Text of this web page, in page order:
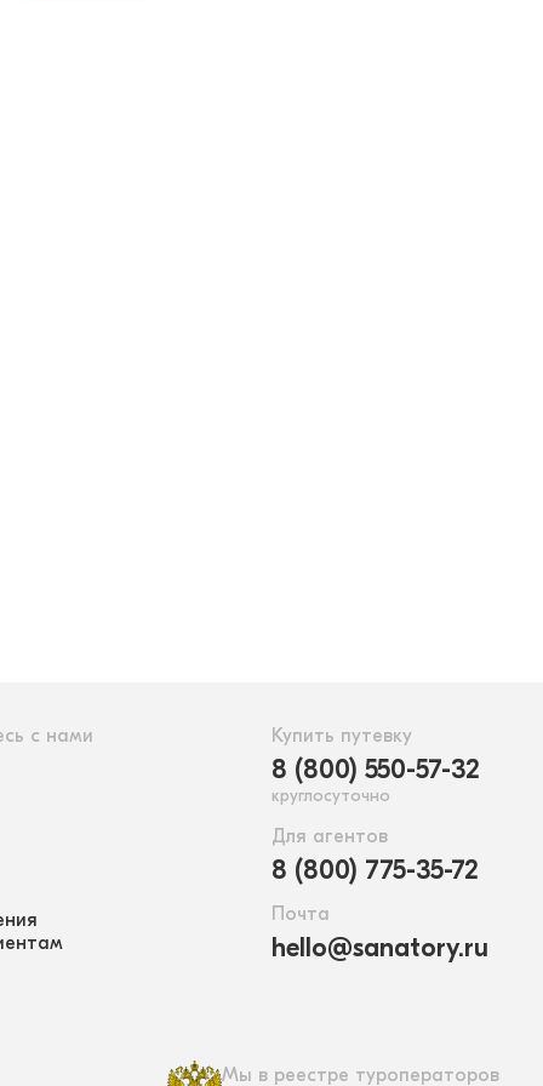
с нами Купить путевку
8 (800) 550-57-32
круглосуточно
Для агентов
8 (800) 775-35-72
Почта
hello@sanatory.ru
Мы в реестре туроператоров